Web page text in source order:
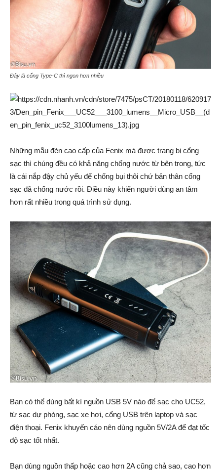
Đây là cổng Type-C thì ngon hơn nhiều
Những mẫu đèn cao cấp của Fenix mà được trang bị cổng
sạc thì chúng đều có khả năng chống nước từ bên trong, tức
là cái nắp đậy chủ yếu để chống bụi thôi chứ bản thân cổng
sạc đã chống nước rồi. Điều này khiến người dùng an tâm
hơn rất nhiều trong quá trình sử dụng.
Bạn có thể dùng bất kì nguồn USB 5V nào để sạc cho UC52,
từ sạc dự phòng, sạc xe hơi, cổng USB trên laptop và sạc
điện thoại. Fenix khuyến cáo nên dùng nguồn 5V/2A để đạt tốc
độ sạc tốt nhất.
Bạn dùng nguồn thấp hoặc cao hơn 2A cũng chả sao, cao hơn